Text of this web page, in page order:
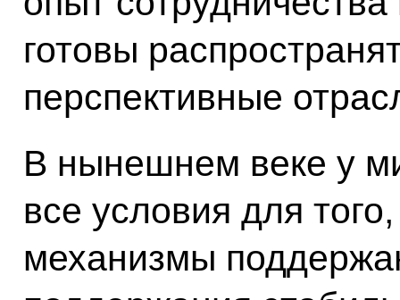
готовы
перспективные
В нынешнем веке у
все условия для
механизмы